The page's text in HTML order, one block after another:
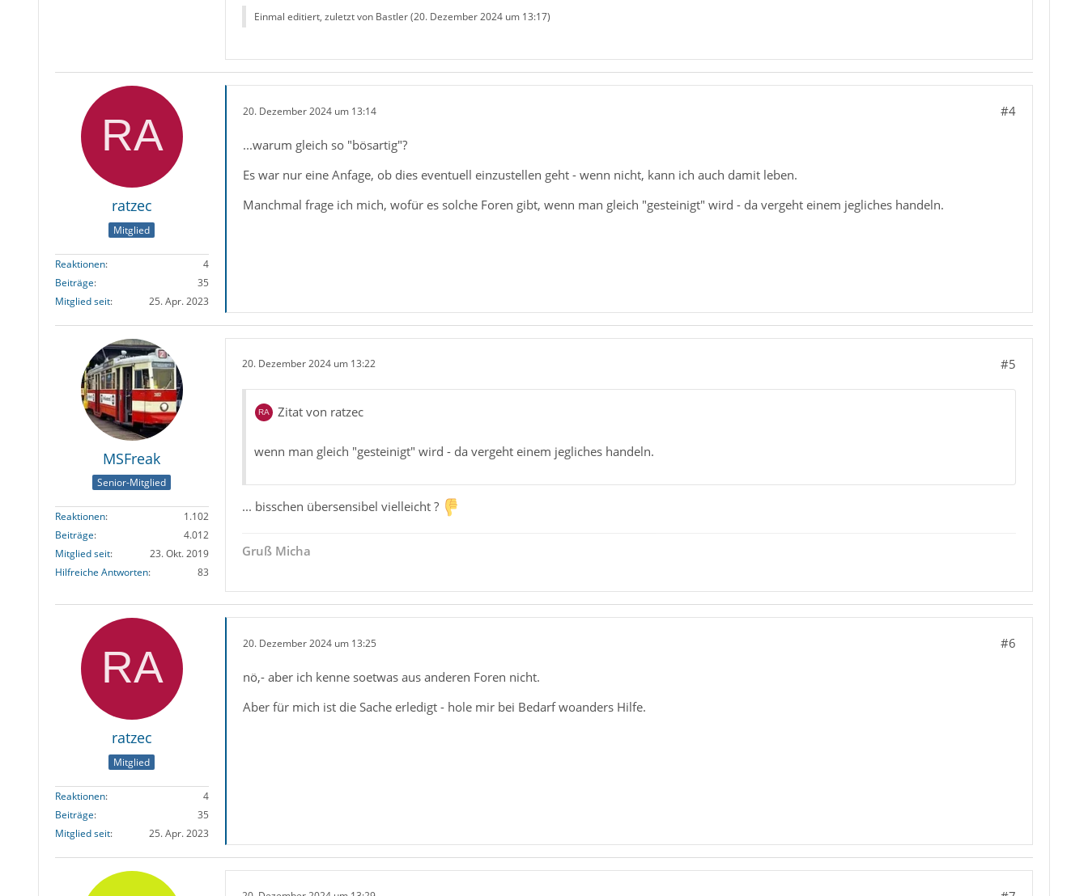
Einmal editiert, zuletzt von Bastler (20. Dezember 2024 um 13:17)
ratzec
Mitglied
Reaktionen
4
Beiträge
35
Mitglied seit
25. Apr. 2023
20. Dezember 2024 um 13:14 #4
...warum gleich so "bösartig"?
Es war nur eine Anfage, ob dies eventuell einzustellen geht - wenn nicht, kann ich auch damit leben.
Manchmal frage ich mich, wofür es solche Foren gibt, wenn man gleich "gesteinigt" wird - da vergeht einem jegliches handeln.
MSFreak
Senior-Mitglied
Reaktionen
1.102
Beiträge
4.012
Mitglied seit
23. Okt. 2019
Hilfreiche Antworten
83
20. Dezember 2024 um 13:22 #5
Zitat von ratzec
wenn man gleich "gesteinigt" wird - da vergeht einem jegliches handeln.
... bisschen übersensibel vielleicht ?
Gruß Micha
ratzec
Mitglied
Reaktionen
4
Beiträge
35
Mitglied seit
25. Apr. 2023
20. Dezember 2024 um 13:25 #6
nö,- aber ich kenne soetwas aus anderen Foren nicht.
Aber für mich ist die Sache erledigt - hole mir bei Bedarf woanders Hilfe.